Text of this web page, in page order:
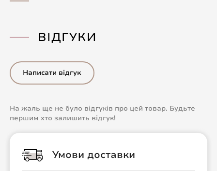
ВІДГУКИ
Написати відгук
На жаль ще не було відгуків про цей товар. Будьте
першим хто залишить відгук!
Умови доставки